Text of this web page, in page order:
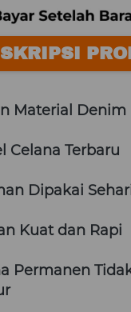
Material Denim
Celana Terbaru
Dipakai
Kuat dan Rapi
Permanen